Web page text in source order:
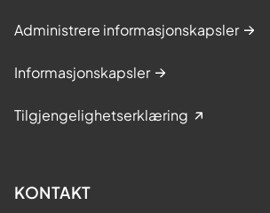
Administrere informasjonskapsler
Informasjonskapsler
Tilgjengelighetserklæring
KONTAKT